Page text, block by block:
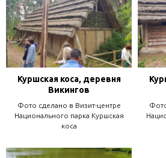
Куршская коса, деревня
Викингов
Фото сделано в Визит-центре
Национального парка Куршская
коса